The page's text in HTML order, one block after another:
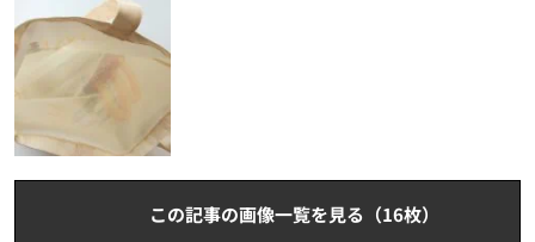
この記事の画像一覧を見る（16枚）